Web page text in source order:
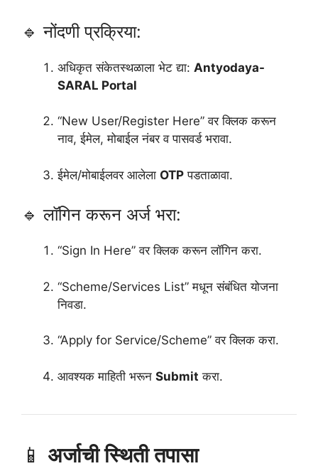
🔹 नोंदणी प्रक्रिया:
अधिकृत संकेतस्थळाला भेट द्या: Antyodaya-
SARAL Portal
“New User/Register Here” वर क्लिक करून
नाव, ईमेल, मोबाईल नंबर व पासवर्ड भरावा.
ईमेल/मोबाईलवर आलेला OTP पडताळावा.
🔹 लॉगिन करून अर्ज भरा:
“Sign In Here” वर क्लिक करून लॉगिन करा.
“Scheme/Services List” मधून संबंधित योजना
निवडा.
“Apply for Service/Scheme” वर क्लिक करा.
आवश्यक माहिती भरून Submit करा.
📱 अर्जाची स्थिती तपासा